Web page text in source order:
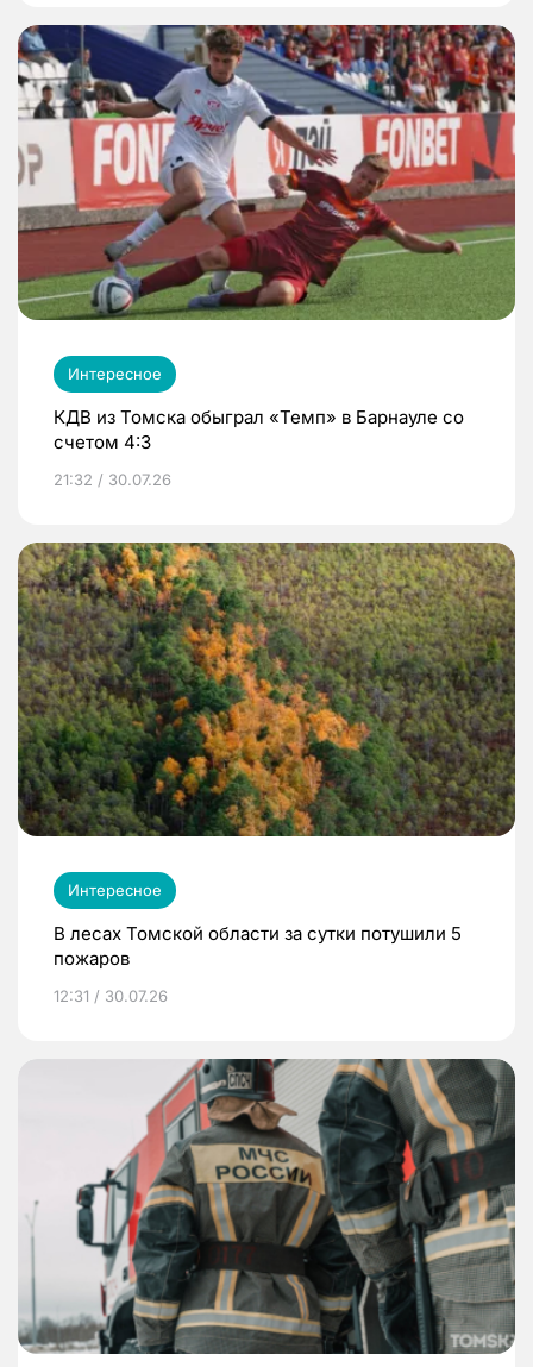
Интересное
КДВ из Томска обыграл «Темп» в Барнауле со
счетом 4:3
21:32 / 30.07.26
Интересное
В лесах Томской области за сутки потушили 5
пожаров
12:31 / 30.07.26